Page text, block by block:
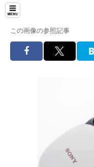
この画像の参照記事